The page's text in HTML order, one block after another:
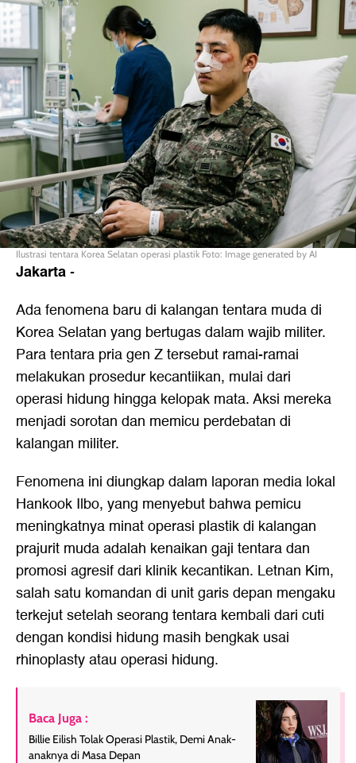
Ilustrasi tentara Korea Selatan operasi plastik Foto: Image generated by AI
Jakarta-
Ada fenomena baru di kalangan tentara muda di
Korea Selatan yang bertugas dalam wajib militer.
Para tentara pria gen Z tersebut ramai-ramai
melakukan prosedur kecantiikan, mulai dari
operasi hidung hingga kelopak mata. Aksi mereka
menjadi sorotan dan memicu perdebatan di
kalangan militer.
Fenomena ini diungkap dalam laporan media lokal
Hankook Ilbo, yang menyebut bahwa pemicu
meningkatnya minat operasi plastik di kalangan
prajurit muda adalah kenaikan gaji tentara dan
promosi agresif dari klinik kecantikan. Letnan Kim,
salah satu komandan di unit garis depan mengaku
terkejut setelah seorang tentara kembali dari cuti
dengan kondisi hidung masih bengkak usai
rhinoplasty atau operasi hidung.
Baca Juga :
Billie Eilish Tolak Operasi Plastik, Demi Anak-
anaknya di Masa Depan